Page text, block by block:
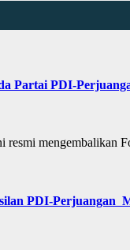
Partai PDI-
mengembalikan
PDI-Perjuangan